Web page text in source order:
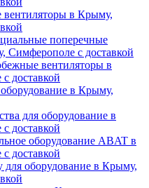
вентиляторы в Крыму,
поперечные
Симферополе с доставкой
вентиляторы в
доставкой
в Крыму,
для оборудование в
доставкой
оборудование ABAT в
доставкой
оборудование в Крыму,